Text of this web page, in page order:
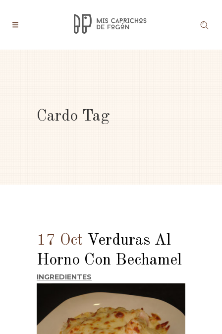
Cardo Tag
17 Oct Verduras Al
Horno Con Bechamel
INGREDIENTES